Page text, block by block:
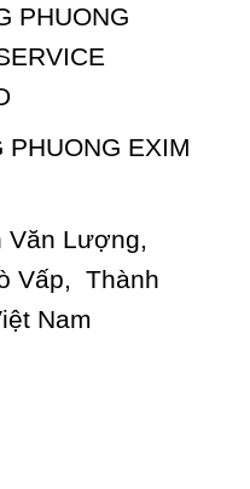
PHUONG
PHUONG EXIM
Văn Lượng,
Vấp, Thành
Nam